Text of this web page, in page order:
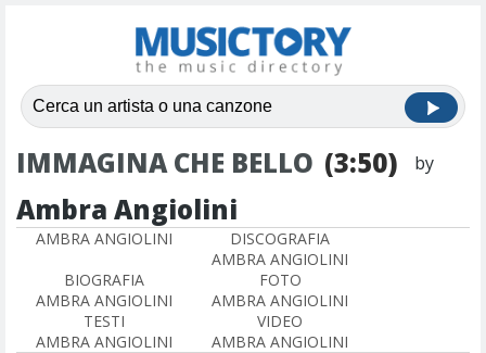
IMMAGINA CHE BELLO (3:50) by
Ambra Angiolini
AMBRA ANGIOLINI
DISCOGRAFIA
AMBRA ANGIOLINI
BIOGRAFIA
AMBRA ANGIOLINI
FOTO
AMBRA ANGIOLINI
TESTI
AMBRA ANGIOLINI
VIDEO
AMBRA ANGIOLINI